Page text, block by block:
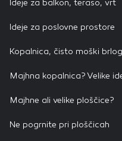
Ideje za balkon, teraso, vrt
Ideje za poslovne prostore
Kopalnica, čisto moški brlog
Majhna kopalnica? Velike
Majhne ali velike ploščice?
Ne pogrnite pri ploščicah